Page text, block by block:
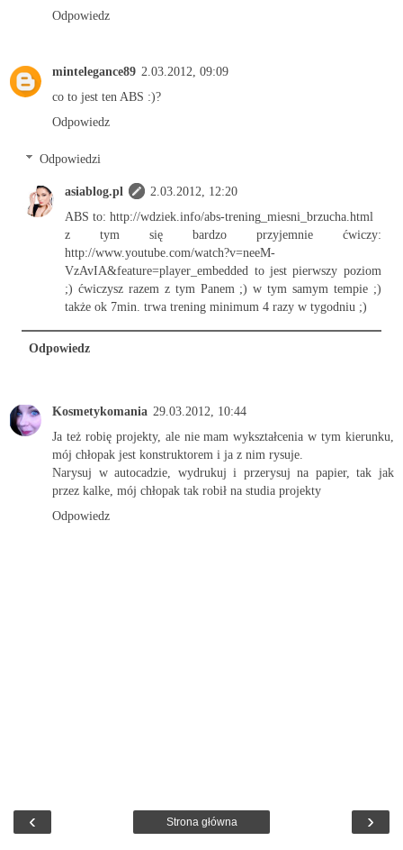
Odpowiedz
mintelegance89 2.03.2012, 09:09
co to jest ten ABS :)?
Odpowiedz
Odpowiedzi
asiablog.pl
2.03.2012, 12:20
ABS to: http://wdziek.info/abs-trening_miesni_brzucha.html
z tym się bardzo przyjemnie ćwiczy:
http://www.youtube.com/watch?v=neeM-
VzAvIA&feature=player_embedded to jest pierwszy poziom
;) ćwiczysz razem z tym Panem ;) w tym samym tempie ;)
także ok 7min. trwa trening minimum 4 razy w tygodniu ;)
Odpowiedz
Kosmetykomania 29.03.2012, 10:44
Ja też robię projekty, ale nie mam wykształcenia w tym kierunku,
mój chłopak jest konstruktorem i ja z nim rysuje.
Narysuj w autocadzie, wydrukuj i przerysuj na papier, tak jak
przez kalke, mój chłopak tak robił na studia projekty
Odpowiedz
‹ ›
Strona główna